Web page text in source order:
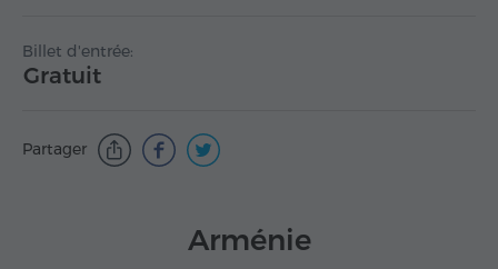
Billet d'entrée:
Gratuit
Partager
Arménie